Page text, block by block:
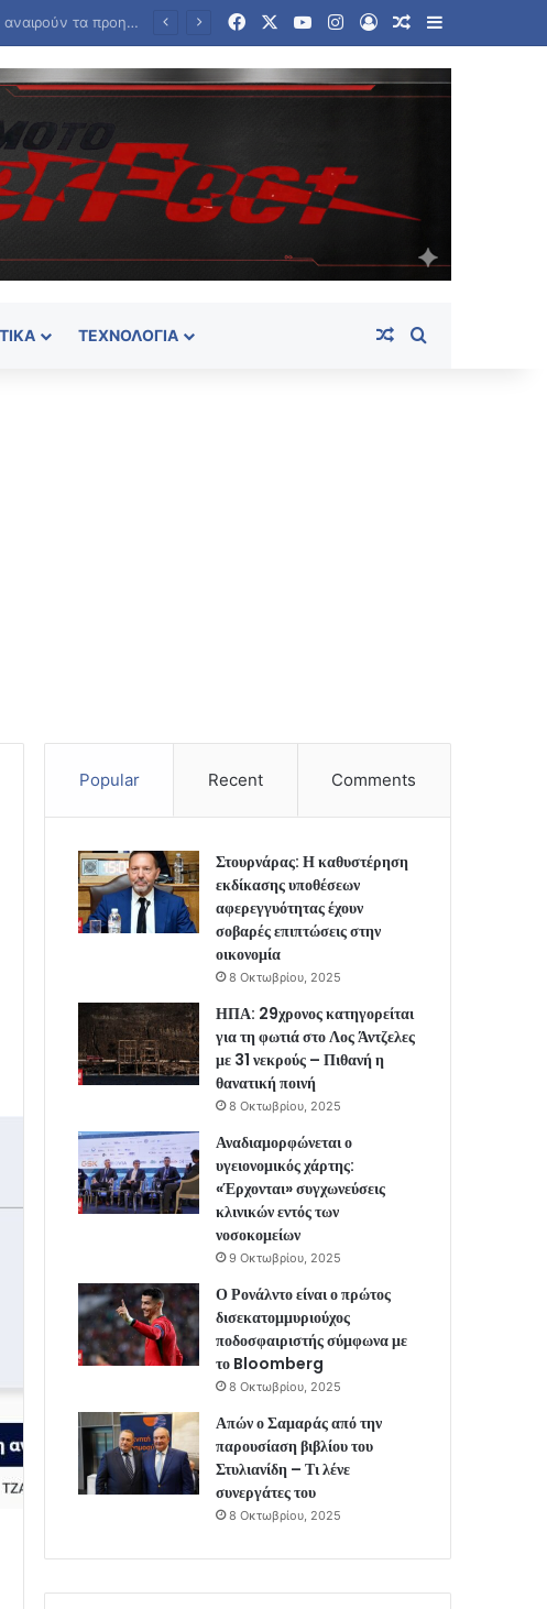
Σούπερ Μάρκετ: Και νέοι κωδικοί στις μειώσεις στα ράφια – Ήδη συμμετέχουν 686 επώνυμοι, 130 σχολικοί FacebookYouTubeInstagram
Log InRandom Article
Sidebar
ΤΕΧΝΟΛΟΓΊΑ Random Article
Popular Recent Comments
Στουρνάρας: Η καθυστέρηση
εκδίκασης υποθέσεων
αφερεγγυότητας έχουν
σοβαρές επιπτώσεις στην
οικονομία
8 Οκτωβρίου, 2025
ΗΠΑ: 29χρονος κατηγορείται
για τη φωτιά στο Λος Άντζελες
με 31 νεκρούς – Πιθανή η
θανατική ποινή
8 Οκτωβρίου, 2025
Αναδιαμορφώνεται ο
υγειονομικός χάρτης:
«Έρχονται» συγχωνεύσεις
κλινικών εντός των
νοσοκομείων
9 Οκτωβρίου, 2025
Ο Ρονάλντο είναι ο πρώτος
δισεκατομμυριούχος
ποδοσφαιριστής σύμφωνα με
το Bloomberg
8 Οκτωβρίου, 2025
Απών ο Σαμαράς από την
παρουσίαση βιβλίου του
Στυλιανίδη – Τι λένε
συνεργάτες του
8 Οκτωβρίου, 2025